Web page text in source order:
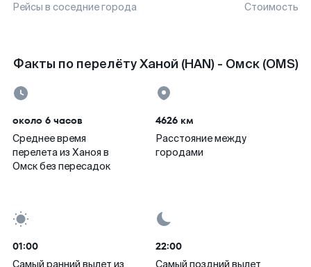
Рейсы в соседние города Стоимость
Факты по перелёту Ханой (HAN) - Омск (OMS)
около 6 часов
Среднее время
перелета из Ханоя в
Омск без пересадок
4626 км
Расстояние между
городами
01:00
Самый ранний вылет из
22:00
Самый поздний вылет